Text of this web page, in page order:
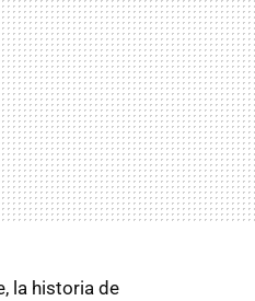
la historia de